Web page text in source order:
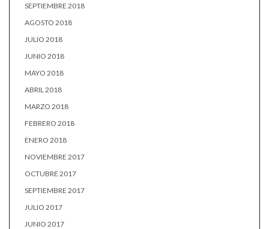
SEPTIEMBRE 2018
AGOSTO 2018
JULIO 2018
JUNIO 2018
MAYO 2018
ABRIL 2018
MARZO 2018
FEBRERO 2018
ENERO 2018
NOVIEMBRE 2017
OCTUBRE 2017
SEPTIEMBRE 2017
JULIO 2017
JUNIO 2017